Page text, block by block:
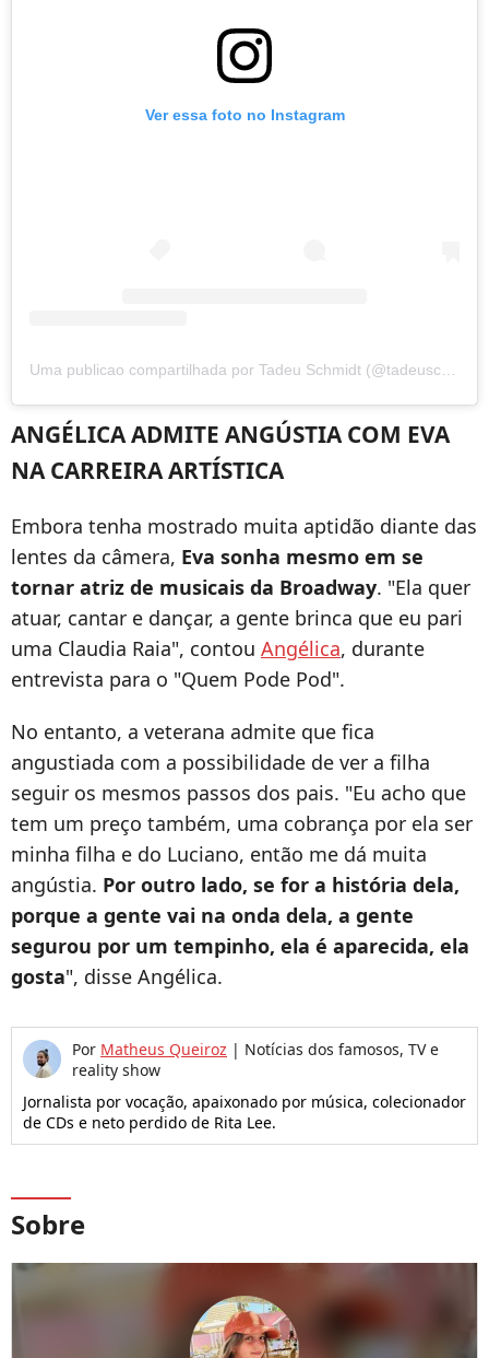
Ver essa foto no Instagram
ANGÉLICA ADMITE ANGÚSTIA COM EVA
NA CARREIRA ARTÍSTICA
Embora tenha mostrado muita aptidão diante das
lentes da câmera, Eva sonha mesmo em se
tornar atriz de musicais da Broadway. "Ela quer
atuar, cantar e dançar, a gente brinca que eu pari
uma Claudia Raia", contou Angélica, durante
entrevista para o "Quem Pode Pod".
No entanto, a veterana admite que fica
angustiada com a possibilidade de ver a filha
seguir os mesmos passos dos pais. "Eu acho que
tem um preço também, uma cobrança por ela ser
minha filha e do Luciano, então me dá muita
angústia. Por outro lado, se for a história dela,
porque a gente vai na onda dela, a gente
segurou por um tempinho, ela é aparecida, ela
gosta", disse Angélica.
Por Matheus Queiroz | Notícias dos famosos, TV e
reality show
Jornalista por vocação, apaixonado por música, colecionador
de CDs e neto perdido de Rita Lee.
Sobre